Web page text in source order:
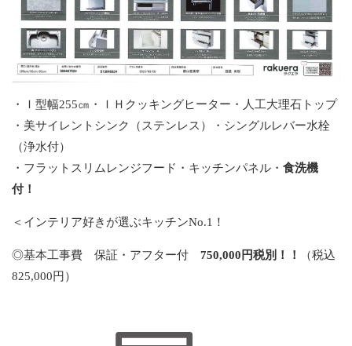
・Ｉ型幅255㎝・ＩＨクッキングヒーター・人工大理石トップ
・美サイレントシンク（ステンレス）・シングルレバー水栓
（浄水付）
・フラットスリムレンジフード・キッチンパネル・ 食洗機
付！
＜インテリア好きが選ぶキッチンNo.1！
◎基本工事費 保証・アフター付 750,000円税別！！
（税込
825,000円）